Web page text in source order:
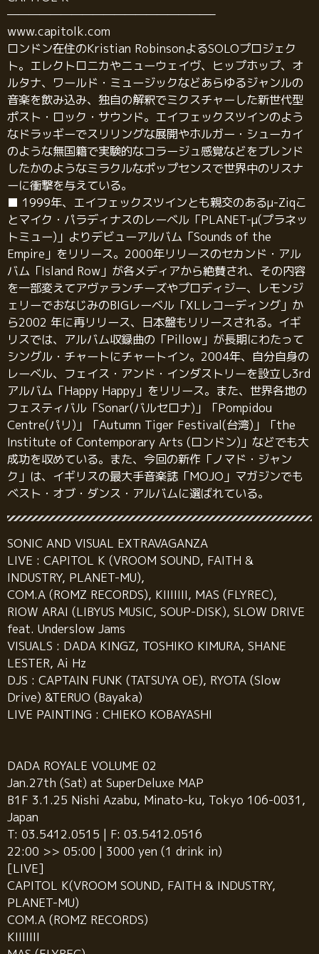
———————————————————–
www.capitolk.com
ロンドン在住のKristian RobinsonよるSOLOプロジェク
ト。エレクトロニカやニューウェイヴ、ヒップホップ、オ
ルタナ、ワールド・ミュージックなどあらゆるジャンルの
音楽を飲み込み、独自の解釈でミクスチャーした新世代型
ポスト・ロック・サウンド。エイフェックスツインのよう
なドラッギーでスリリングな展開やホルガー・シューカイ
のような無国籍で実験的なコラージュ感覚などをブレンド
したかのようなミラクルなポップセンスで世界中のリスナ
ーに衝撃を与えている。
■ 1999年、エイフェックスツインとも親交のあるμ-Ziqこ
とマイク・パラディナスのレーベル「PLANET-μ(プラネッ
トミュー)」よりデビューアルバム「Sounds of the
Empire」をリリース。2000年リリースのセカンド・アル
バム「Island Row」が各メディアから絶賛され、その内容
を一部変えてアヴァランチーズやプロディジー、レモンジ
ェリーでおなじみのBIGレーベル「XLレコーディング」か
ら2002 年に再リリース、日本盤もリリースされる。イギ
リスでは、アルバム収録曲の「Pillow」が長期にわたって
シングル・チャートにチャートイン。2004年、自分自身の
レーベル、フェイス・アンド・インダストリーを設立し3rd
アルバム「Happy Happy」をリリース。また、世界各地の
フェスティバル「Sonar(バルセロナ)」「Pompidou
Centre(パリ)」「Autumn Tiger Festival(台湾)」「the
Institute of Contemporary Arts (ロンドン)」などでも大
成功を収めている。また、今回の新作「ノマド・ジャン
ク」は、イギリスの最大手音楽誌「MOJO」マガジンでも
ベスト・オブ・ダンス・アルバムに選ばれている。
SONIC AND VISUAL EXTRAVAGANZA
LIVE : CAPITOL K (VROOM SOUND, FAITH &
INDUSTRY, PLANET-MU),
COM.A (ROMZ RECORDS), KIIIIIII, MAS (FLYREC),
RIOW ARAI (LIBYUS MUSIC, SOUP-DISK), SLOW DRIVE
feat. Underslow Jams
VISUALS : DADA KINGZ, TOSHIKO KIMURA, SHANE
LESTER, Ai Hz
DJS : CAPTAIN FUNK (TATSUYA OE), RYOTA (Slow
Drive) &TERUO (Bayaka)
LIVE PAINTING : CHIEKO KOBAYASHI
DADA ROYALE VOLUME 02
Jan.27th (Sat) at SuperDeluxe MAP
B1F 3.1.25 Nishi Azabu, Minato-ku, Tokyo 106-0031,
Japan
T: 03.5412.0515 | F: 03.5412.0516
22:00 >> 05:00 | 3000 yen (1 drink in)
[LIVE]
CAPITOL K(VROOM SOUND, FAITH & INDUSTRY,
PLANET-MU)
COM.A (ROMZ RECORDS)
KIIIIIII